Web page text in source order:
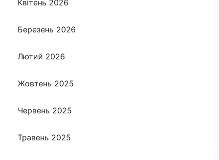
Квітень 2026
Березень 2026
Лютий 2026
Жовтень 2025
Червень 2025
Травень 2025